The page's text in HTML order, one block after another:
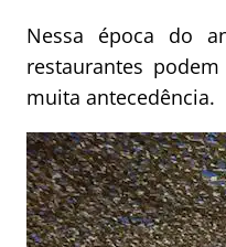
Nessa época do
restaurantes
muita antecedência.